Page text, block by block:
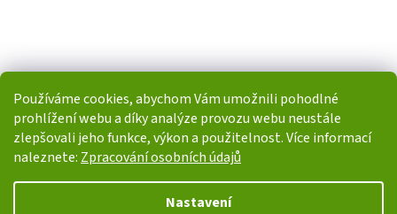
Používáme cookies, abychom Vám umožnili pohodlné
prohlížení webu a díky analýze provozu webu neustále
zlepšovali jeho funkce, výkon a použitelnost. Více informací
naleznete: Zpracování osobních údajů
Nastavení